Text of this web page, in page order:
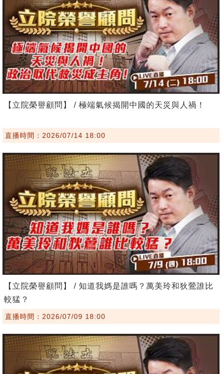
【立院榮譽顧問】 / 極端氣候揭開中國的天災與人禍！
直播時間：2026/07/14 18:00
【立院榮譽顧問】 / 知道我媽是誰嗎？萬美玲和狄鶯誰比
較猛？
直播時間：2026/07/09 18:00